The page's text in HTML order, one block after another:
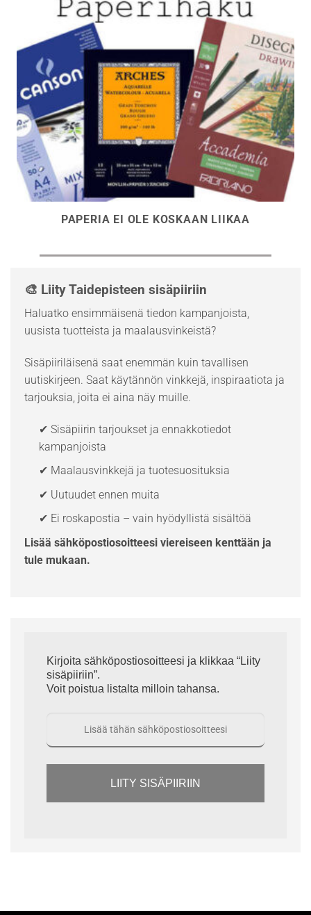
PAPERIA EI OLE KOSKAAN LIIKAA
🎨 Liity Taidepisteen sisäpiiriin
Haluatko ensimmäisenä tiedon kampanjoista,
uusista tuotteista ja maalausvinkeistä?
Sisäpiiriläisenä saat enemmän kuin tavallisen
uutiskirjeen. Saat käytännön vinkkejä, inspiraatiota ja
tarjouksia, joita ei aina näy muille.
✔ Sisäpiirin tarjoukset ja ennakkotiedot
kampanjoista
✔ Maalausvinkkejä ja tuotesuosituksia
✔ Uutuudet ennen muita
✔ Ei roskapostia – vain hyödyllistä sisältöä
Lisää sähköpostiosoitteesi viereiseen kenttään ja
tule mukaan.
Kirjoita sähköpostiosoitteesi ja klikkaa “Liity
sisäpiiriin”.
Voit poistua listalta milloin tahansa.
LIITY SISÄPIIRIIN